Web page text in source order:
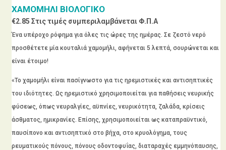
ΧΑΜΟΜΗΛΙ ΒΙΟΛΟΓΙΚΟ
€2.85 Στις τιμές συμπεριλαμβάνεται Φ.Π.Α
Ένα υπέροχο ρόφημα για όλες τις ώρες της ημέρας. Σε ζεστό νερό
προσθέτετε μία κουταλιά χαμομήλι, αφήνεται 5 λεπτά, σουρώνεται και
είναι έτοιμο!
«Το χαμομήλι είναι πασίγνωστο για τις ηρεμιστικές και αντισηπτικές
του ιδιότητες. Ως ηρεμιστικό χρησιμοποιείται για παθήσεις νευρικής
φύσεως, όπως νευραλγίες, αϋπνίες, νευρικότητα, ζαλάδα, κρίσεις
άσθματος, ημικρανίες. Επίσης, χρησιμοποιείται ως καταπραϋντικό,
παυσίπονο και αντισηπτικό στο βήχα, στο κρυολόγημα, τους
ρευματικούς πόνους, πόνους οδοντοφυΐας, διαταραχές εμμηνόπαυσης,